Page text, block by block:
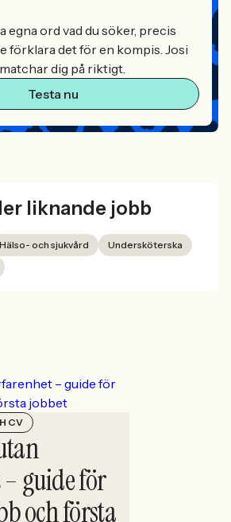
egna ord vad du söker, precis
förklara det för en kompis. Josi
dig på riktigt.
Testa nu
liknande jobb
Hälso- och sjukvård
Undersköterska
CV
guide för
och första